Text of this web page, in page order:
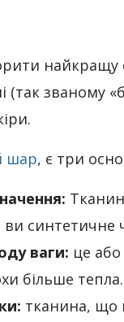
найкращу
(так званому
шар, є три
ви синтетичне
ваги: це
більше тепла.
тканина, що